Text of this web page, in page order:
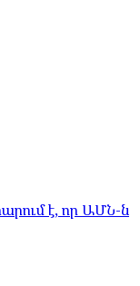
է, որ ԱՄՆ-ն